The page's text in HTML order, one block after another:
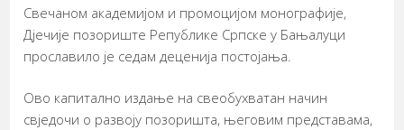
Свечаном академијом и промоцијом монографије,
Дјечије позориште Републике Српске у Бањалуци
прославило је седам деценија постојања.
Ово капитално издање на свеобухватан начин
свједочи о развоју позоришта, његовим представама,